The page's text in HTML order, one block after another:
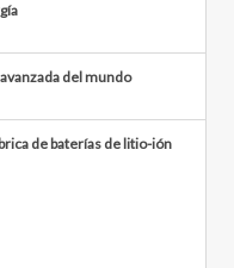
del mundo
de baterías de litio-ión